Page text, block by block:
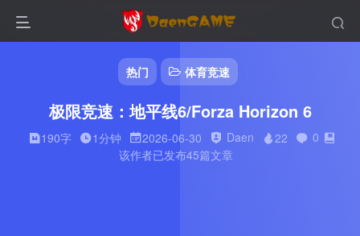
热门 体育竞速
极限竞速：地平线6/Forza Horizon 6
190字 1分钟 2026-06-30 Daen 22
0
该作者已发布45篇文章